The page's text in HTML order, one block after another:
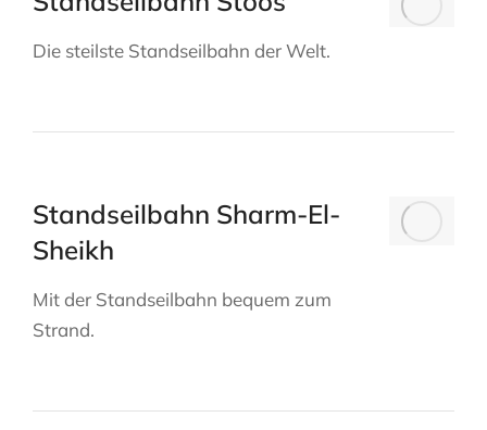
Die steilste Standseilbahn der Welt.
Standseilbahn Sharm-El-
Sheikh
Mit der Standseilbahn bequem zum
Strand.